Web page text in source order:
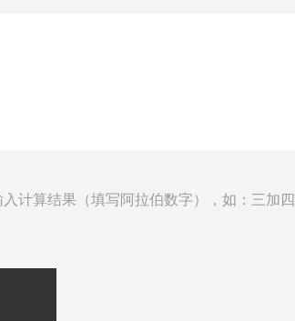
入计算结果（填写阿拉伯数字），如：三加